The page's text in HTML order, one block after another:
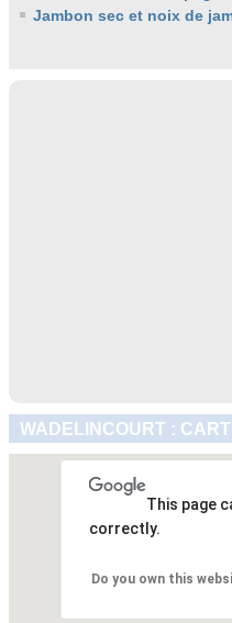
Jambon sec et noix de
WADELINCOURT :
This page
correctly.
Do you own this